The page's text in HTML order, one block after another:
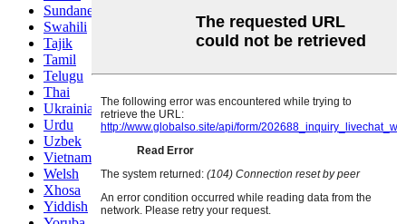
Sundanese
Swahili
Tajik
Tamil
Telugu
Thai
Ukrainian
Urdu
Uzbek
Vietnamese
Welsh
Xhosa
Yiddish